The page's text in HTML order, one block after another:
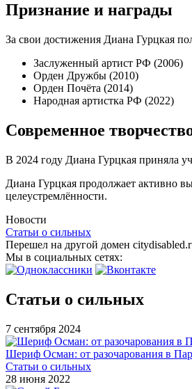
Признание и награды
За свои достижения Диана Гурцкая
Заслуженный артист РФ (2006)
Орден Дружбы (2010)
Орден Почёта (2014)
Народная артистка РФ (2022)
Современное
В 2024 году Диана Гурцкая приняла
Диана Гурцкая продолжает активно
целеустремлённости.
Новости
Статьи о сильных
Перешел на другой домен
Мы в социальных сетях:
Статьи о сильных
7 сентября 2024
Шериф Осман: от разочарования в
Статьи о сильных
28 июня 2022